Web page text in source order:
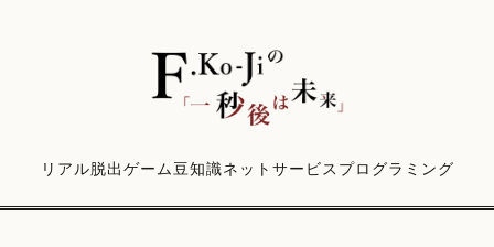
リアル脱出ゲーム豆知識ネットサービス プログラミング